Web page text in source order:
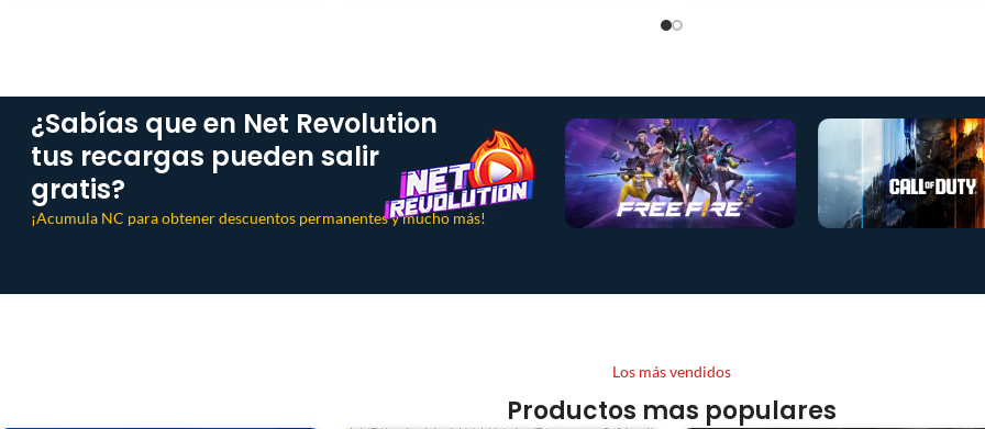
¿Sabías que en Net Revolution
tus recargas pueden salir
gratis?
¡Acumula NC para obtener descuentos permanentes y mucho más!
Los más vendidos
Productos mas populares